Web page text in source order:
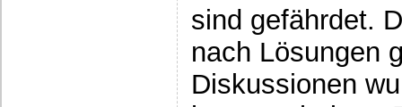
sind gefährdet.
nach Lösungen
Diskussionen